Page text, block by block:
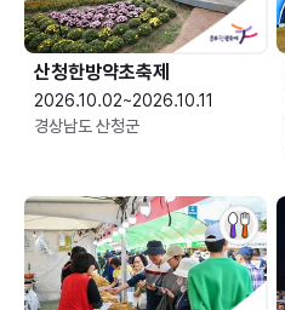
산청한방약초축제
2026.10.02~2026.10.11
경상남도 산청군